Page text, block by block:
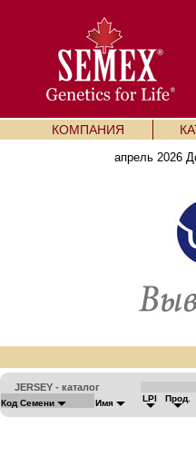
КОМПАНИЯ
апрель 2026
JERSEY - каталог
Код Семени Имя LPI Прод.